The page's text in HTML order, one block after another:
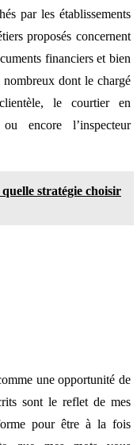
par les établissements
proposés concernent
financiers et bien
nombreux dont le chargé
le courtier en
encore l’inspecteur
stratégie choisir
une opportunité de
sont le reflet de mes
pour être à la fois